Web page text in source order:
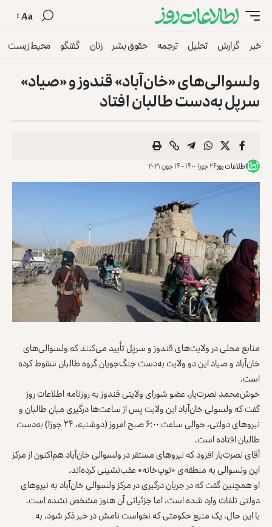
Aa
خبر گزارش تحلیل ترجمه حقوق بشر زنان گفتگو محیط زیست
ولسوالی‌های «خان‌آباد» قندوز و «صیاد»
سرپل به‌دست طالبان افتاد
اطلاعات روز۲۴ جوزا ۱۴۰۰ - ۱۴ جون ۲۰۲۱
منابع محلی در ولایت‌های قندوز و سرپل تأیید می‌کنند که ولسوالی‌های
خان‌آباد و صیاد این دو ولایت به‌دست جنگ‌جویان گروه طالبان سقوط کرده
است.
خوش‌محمد نصرت‌یار، عضو شورای ولایتی قندوز به روزنامه اطلاعات روز
گفت که ولسولی خان‌آباد این ولایت پس از ساعت‌ها درگیری میان طالبان و
نیروهای دولتی، حوالی ساعت ۶:۰۰ صبح امروز (دوشنبه، ۲۴ جوزا) به‌دست
طالبان افتاده است.
آقای نصرت‌یار افزود که نیروهای مستقر در ولسوالی خان‌آباد هم‌اکنون از مرکز
این ولسوالی به منطقه‌ی «توپ‌خانه» عقب‌نشینی کرده‌اند.
او همچنین گفت که در جریان درگیری در مرکز ولسوالی خان‌آباد به نیروهای
دولتی تلفات وارد شده است، اما جزئیاتی آن هنوز مشخص نشده است.
با این حال، یک منبع حکومتی که نخواست نامش در خبر ذکر شود، به